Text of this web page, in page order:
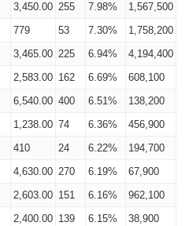
3,450.00 255 7.98%
1,567,500
779 53 7.30%
1,758,200
3,465.00 225 6.94%
4,194,400
2,583.00 162 6.69%
608,100
6,540.00 400 6.51%
138,200
1,238.00 74 6.36%
456,900
410 24 6.22%
194,700
4,630.00 270 6.19%
67,900
2,603.00 151 6.16%
962,100
2,400.00 139 6.15%
38,900